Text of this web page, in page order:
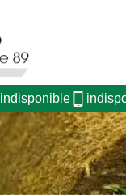
indisponible